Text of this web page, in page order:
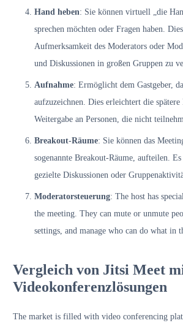
Hand heben: Sie können virtuell „die
sprechen möchten oder Fragen haben.
Aufmerksamkeit des Moderators oder
und Diskussionen in großen Gruppen zu
Aufnahme: Ermöglicht dem Gastgeber,
aufzuzeichnen. Dies erleichtert die
Weitergabe an Personen, die nicht
Breakout-Räume: Sie können das
sogenannte Breakout-Räume, aufteilen.
gezielte Diskussionen oder
Moderatorsteuerung: The host has
the meeting. They can mute or unmute
settings, and manage who can do what in
Vergleich von Jitsi Meet
Videokonferenzlösungen
The market is filled with video conferencing